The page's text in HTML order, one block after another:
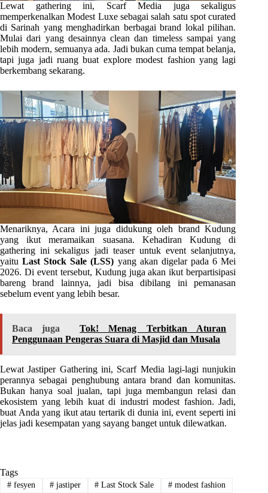
Lewat gathering ini, Scarf Media juga sekaligus
memperkenalkan Modest Luxe sebagai salah satu spot curated
di Sarinah yang menghadirkan berbagai brand lokal pilihan.
Mulai dari yang desainnya clean dan timeless sampai yang
lebih modern, semuanya ada. Jadi bukan cuma tempat belanja,
tapi juga jadi ruang buat explore modest fashion yang lagi
berkembang sekarang.
Menariknya, Acara ini juga didukung oleh brand Kudung
yang ikut meramaikan suasana. Kehadiran Kudung di
gathering ini sekaligus jadi teaser untuk event selanjutnya,
yaituLast Stock Sale (LSS) yang akan digelar pada 6 Mei
2026. Di event tersebut, Kudung juga akan ikut berpartisipasi
bareng brand lainnya, jadi bisa dibilang ini pemanasan
sebelum event yang lebih besar.
Baca juga
Tok! Menag Terbitkan Aturan
Penggunaan Pengeras Suara di Masjid dan Musala
Lewat Jastiper Gathering ini, Scarf Media lagi-lagi nunjukin
perannya sebagai penghubung antara brand dan komunitas.
Bukan hanya soal jualan, tapi juga membangun relasi dan
ekosistem yang lebih kuat di industri modest fashion. Jadi,
buat Anda yang ikut atau tertarik di dunia ini, event seperti ini
jelas jadi kesempatan yang sayang banget untuk dilewatkan.
Tags
#fesyen #jastiper # Last Stock Sale # modest fashion